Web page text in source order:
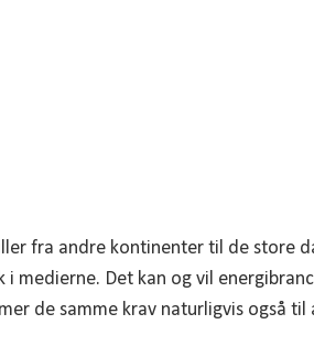
fra andre kontinenter til de store
medierne. Det kan og vil
de samme krav naturligvis også